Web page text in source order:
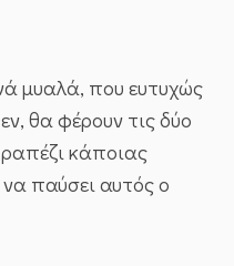
μυαλά, που ευτυχώς
θα φέρουν τις δύο
κάποιας
παύσει αυτός ο